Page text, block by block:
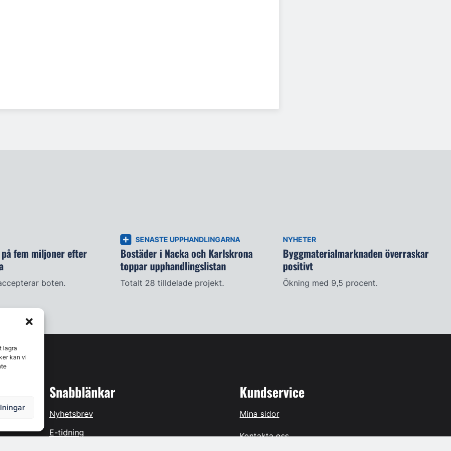
lagra
kan vi
på fem miljoner efter
boten.
SENASTE UPPHANDLINGARNA
Bostäder i Nacka och Karlskrona
toppar upphandlingslistan
Totalt 28 tilldelade projekt.
NYHETER
Byggmaterialmarknaden överraskar
positivt
Ökning med 9,5 procent.
Snabblänkar
Nyhetsbrev
E-tidning
Kundservice
Mina sidor
Kontakta oss